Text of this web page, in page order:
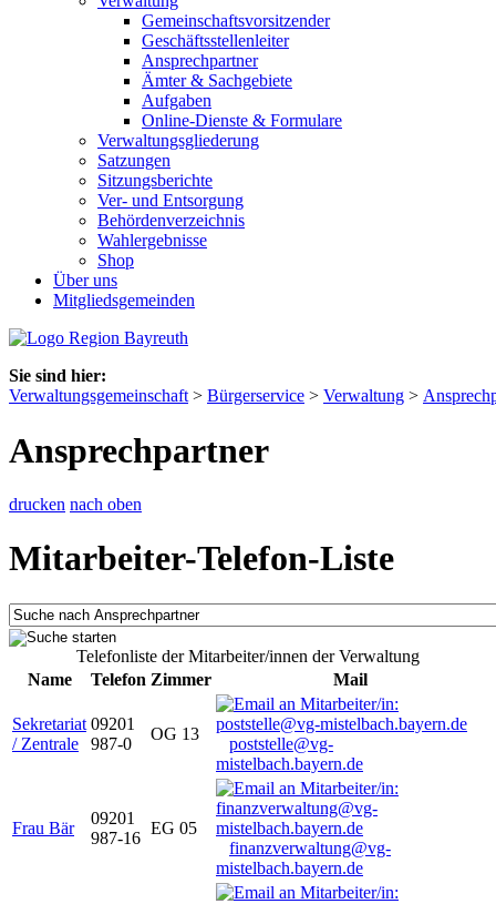
Gemeinschaftsvorsitzender
Geschäftsstellenleiter
Ansprechpartner
Ämter & Sachgebiete
Aufgaben
Online-Dienste & Formulare
Verwaltungsgliederung
Satzungen
Sitzungsberichte
Ver- und Entsorgung
Behördenverzeichnis
Wahlergebnisse
Shop
Über uns
Mitgliedsgemeinden
Sie sind hier:
Verwaltungsgemeinschaft > Bürgerservice > Verwaltung >
Ansprechpartner
drucken nach oben
Mitarbeiter-Telefon-Liste
Telefonliste der Mitarbeiter/innen der Verwaltung
Name
Telefon Zimmer Mail
Sekretariat
/ Zentrale
09201
987-0
OG 13
poststelle@vg-
mistelbach.bayern.de
Frau Bär
09201
987-16
EG 05
finanzverwaltung@vg-
mistelbach.bayern.de